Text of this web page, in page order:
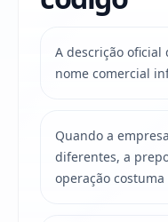
A descrição oficial
nome comercial
Quando a
diferentes, a
operação